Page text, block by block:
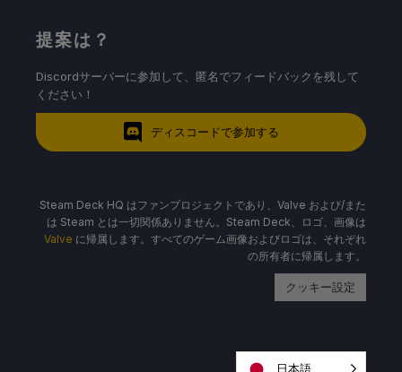
提案は？
Discordサーバーに参加して、匿名でフィードバックを残して
ください！
ディスコードで参加する
Steam Deck HQ はファンプロジェクトであり、Valve および/また
は Steam とは一切関係ありません。Steam Deck、ロゴ、画像は
Valve に帰属します。すべてのゲーム画像およびロゴは、それぞれ
の所有者に帰属します。
クッキー設定
日本語